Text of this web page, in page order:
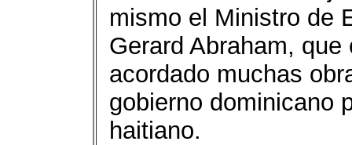
mismo el Ministro de
Gerard Abraham,
acordado muchas
gobierno dominicano
haitiano.